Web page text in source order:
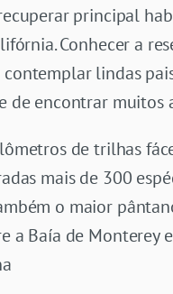
principal
Conhecer a
lindas
de encontrar muitos
de trilhas
mais de 300
o maior
a Baía de Monterey